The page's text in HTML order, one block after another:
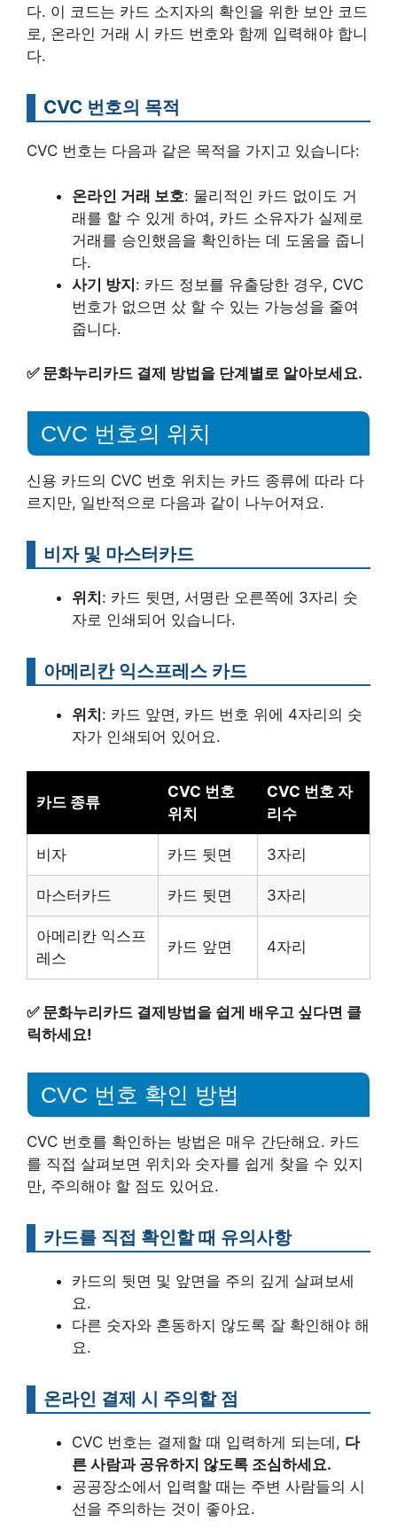
다. 이 코드는 카드 소지자의 확인을 위한 보안 코드
로, 온라인 거래 시 카드 번호와 함께 입력해야 합니
다.
CVC 번호의 목적
CVC 번호는 다음과 같은 목적을 가지고 있습니다:
온라인 거래 보호: 물리적인 카드 없이도 거
래를 할 수 있게 하여, 카드 소유자가 실제로
거래를 승인했음을 확인하는 데 도움을 줍니
다.
사기 방지: 카드 정보를 유출당한 경우, CVC
번호가 없으면 샀 할 수 있는 가능성을 줄여
줍니다.
✅ 문화누리카드 결제 방법을 단계별로 알아보세요.
CVC 번호의 위치
신용 카드의 CVC 번호 위치는 카드 종류에 따라 다
르지만, 일반적으로 다음과 같이 나누어져요.
비자 및 마스터카드
위치 : 카드 뒷면, 서명란 오른쪽에 3자리 숫
자로 인쇄되어 있습니다.
아메리칸 익스프레스 카드
위치 : 카드 앞면, 카드 번호 위에 4자리의 숫
자가 인쇄되어 있어요.
카드 종류
CVC 번호
위치
CVC 번호 자
리수
비자 카드 뒷면 3자리
마스터카드 카드 뒷면 3자리
아메리칸 익스프
레스
카드 앞면 4자리
✅ 문화누리카드 결제방법을 쉽게 배우고 싶다면 클
릭하세요!
CVC 번호 확인 방법
CVC 번호를 확인하는 방법은 매우 간단해요. 카드
를 직접 살펴보면 위치와 숫자를 쉽게 찾을 수 있지
만, 주의해야 할 점도 있어요.
카드를 직접 확인할 때 유의사항
카드의 뒷면 및 앞면을 주의 깊게 살펴보세
요.
다른 숫자와 혼동하지 않도록 잘 확인해야 해
요.
온라인 결제 시 주의할 점
CVC 번호는 결제할 때 입력하게 되는데, 다
른 사람과 공유하지 않도록 조심하세요.
공공장소에서 입력할 때는 주변 사람들의 시
선을 주의하는 것이 좋아요.